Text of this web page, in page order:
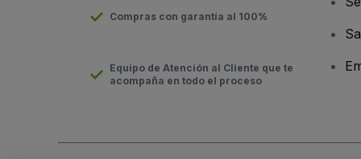
Compras con garantía al 100%
Equipo de Atención al Cliente que te
acompaña en todo el proceso